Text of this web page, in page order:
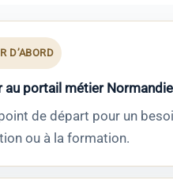
D’ABORD
au portail métier Normandie
de départ pour un
ou à la formation.